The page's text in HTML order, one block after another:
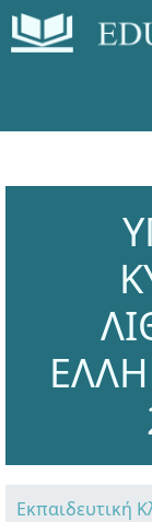
Εκπαιδευτική